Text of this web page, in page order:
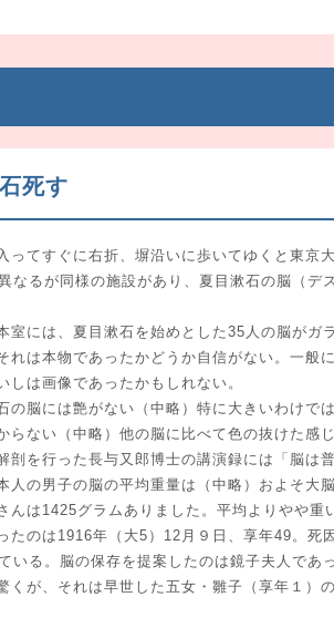
死す
てすぐに右折、塀沿いに歩いてゆくと東京
なるが同様の施設があり、夏目漱石の脳（デ
には、夏目漱石を始めとした35人の脳がガ
れは本物であったかどうか自信がない。一般
しは画像であったかもしれない。
脳には艶がない（中略）特に大きいわけで
らない（中略）他の脳に比べて色の抜けた感
剖を行った長与又郎博士の講演録には「脳は
人の男子の脳の平均重量は（中略）およそ大
んは1425グラムありました。平均よりやや重
のは1916年（大5）12月９日、享年49。死
いる。脳の保存を提案したのは鏡子夫人であ
くが、それは早世した五女・雛子（享年１）